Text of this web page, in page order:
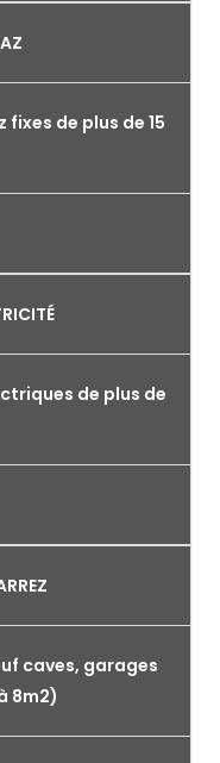
de plus de 15
de plus de
caves, garages
8m2)